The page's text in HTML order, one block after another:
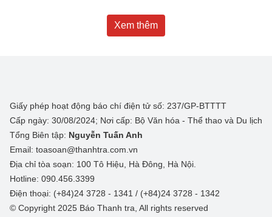
Xem thêm
Giấy phép hoạt động báo chí điện tử số: 237/GP-BTTTT
Cấp ngày: 30/08/2024; Nơi cấp: Bộ Văn hóa - Thể thao và Du lịch
Tổng Biên tập: Nguyễn Tuấn Anh
Email: toasoan@thanhtra.com.vn
Địa chỉ tòa soạn: 100 Tô Hiệu, Hà Đông, Hà Nội.
Hotline: 090.456.3399
Điện thoại: (+84)24 3728 - 1341 / (+84)24 3728 - 1342
© Copyright 2025 Báo Thanh tra, All rights reserved